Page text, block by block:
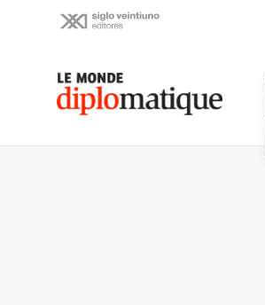
Le monde diplomatique